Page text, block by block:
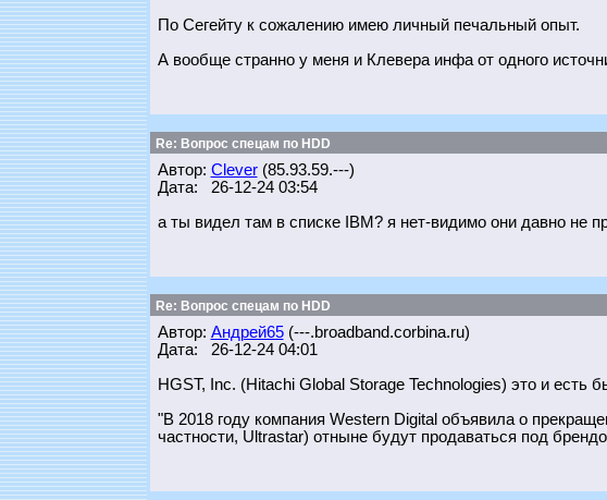
По Сегейту к сожалению имею личный печальный опыт.
А вообще странно у меня и Клевера инфа от одного
Re: Вопрос спецам по HDD
Автор: Clever(85.93.59.---)
Дата: 26-12-24 03:54
а ты видел там в списке IBM? я нет-видимо они давно не
Re: Вопрос спецам по HDD
Автор: Андрей65(---.broadband.corbina.ru)
Дата: 26-12-24 04:01
HGST, Inc. (Hitachi Global Storage Technologies) это и
"В 2018 году компания Western Digital объявила о
частности, Ultrastar) отныне будут продаваться под